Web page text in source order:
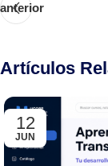
anterior
Artículos
12
JUN